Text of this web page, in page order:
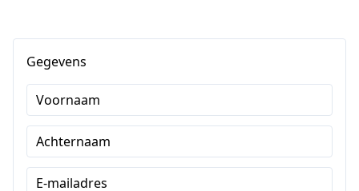
Gegevens
Voornaam
Achternaam
E-mailadres